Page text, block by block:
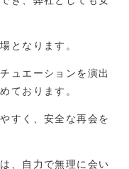
となります。
ュエーションを演出
ております。
すく、安全な再会を
、自力で無理に会い